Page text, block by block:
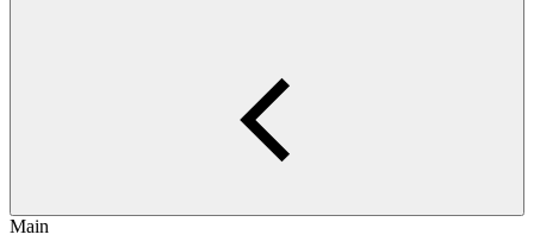
Main